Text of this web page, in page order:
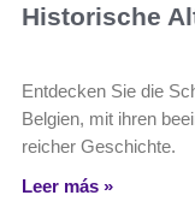
Historische
Entdecken Sie die
Belgien, mit ihren
reicher Geschichte.
Leer más »